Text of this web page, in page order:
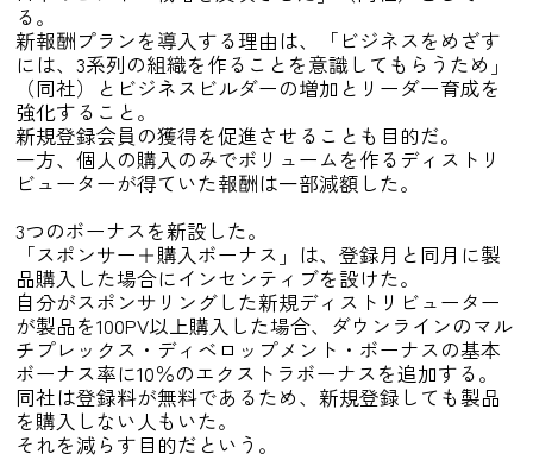
る。
新報酬プランを導入する理由は、「ビジネスをめざす
には、3系列の組織を作ることを意識してもらうため」
（同社）とビジネスビルダーの増加とリーダー育成を
強化すること。
新規登録会員の獲得を促進させることも目的だ。
一方、個人の購入のみでボリュームを作るディストリ
ビューターが得ていた報酬は一部減額した。
3つのボーナスを新設した。
「スポンサー＋購入ボーナス」は、登録月と同月に製
品購入した場合にインセンティブを設けた。
自分がスポンサリングした新規ディストリビューター
が製品を100PV以上購入した場合、ダウンラインのマル
チプレックス・ディベロップメント・ボーナスの基本
ボーナス率に10％のエクストラボーナスを追加する。
同社は登録料が無料であるため、新規登録しても製品
を購入しない人もいた。
それを減らす目的だという。